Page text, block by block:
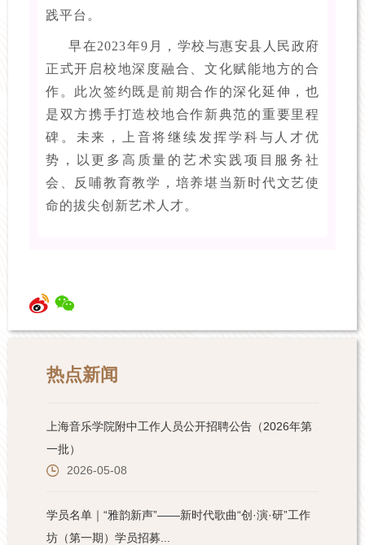
践平台。
早在2023年9月，学校与惠安县人民政府
正式开启校地深度融合、文化赋能地方的合
作。此次签约既是前期合作的深化延伸，也
是双方携手打造校地合作新典范的重要里程
碑。未来，上音将继续发挥学科与人才优
势，以更多高质量的艺术实践项目服务社
会、反哺教育教学，培养堪当新时代文艺使
命的拔尖创新艺术人才。
热点新闻